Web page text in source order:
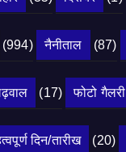
(994) नैनीताल (87)
(17) फोटो गैलरी
दिन/तारीख (20)